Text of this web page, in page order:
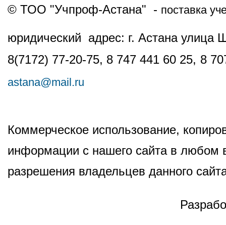
© ТОО "Учпроф-Астана" - поставка
юридический адрес: г. Астана
8(7172) 77-20-75, 8 747 441 60 25, 8
astana@mail.ru
Коммерческое использование,
информации с нашего сайта в любом
разрешения владельцев данного